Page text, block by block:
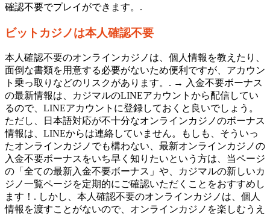
確認不要でプレイができます。.
ビットカジノは本人確認不要
本人確認不要のオンラインカジノは、個人情報を教えたり、
面倒な書類を用意する必要がないため便利ですが、アカウン
ト乗っ取りなどのリスクがあります。. → 入金不要ボーナス
の最新情報は、カジマルのLINEアカウントから配信してい
るので、LINEアカウントに登録しておくと良いでしょう。
ただし、日本語対応が不十分なオンラインカジノのボーナス
情報は、LINEからは連絡していません。もしも、そういっ
たオンラインカジノでも構わない、最新オンラインカジノの
入金不要ボーナスをいち早く知りたいという方は、当ページ
の「全ての最新入金不要ボーナス」や、カジマルの新しいカ
ジノ一覧ページを定期的にご確認いただくことをおすすめし
ます！. しかし、本人確認不要のオンラインカジノは、個人
情報を渡すことがないので、オンラインカジノを楽しむうえ